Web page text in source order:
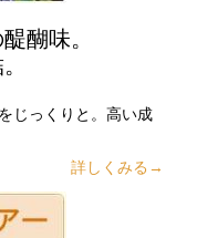
醐味。
じっくりと。高い成
詳しくみる→